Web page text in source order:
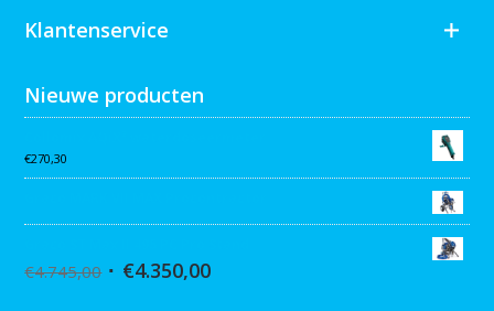
Klantenservice
Nieuwe producten
€270,30
€4.745,00 €4.350,00